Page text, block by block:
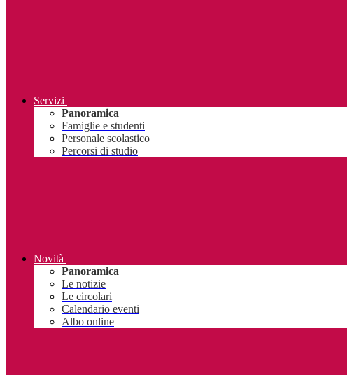
Servizi
Panoramica
Famiglie e studenti
Personale scolastico
Percorsi di studio
Novità
Panoramica
Le notizie
Le circolari
Calendario eventi
Albo online